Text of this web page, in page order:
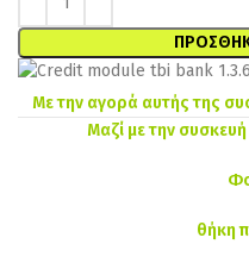
Με την αγορά αυτής της
Μαζί με την
θήκη